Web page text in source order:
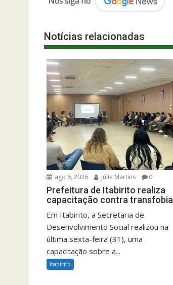
Notícias relacionadas
ago 6, 2026 Júlia Martins 0
Prefeitura de Itabirito realiza
capacitação contra transfobia
Em Itabirito, a Secretaria de
Desenvolvimento Social realizou na
última sexta-feira (31), uma
capacitação sobre a...
Itabirito